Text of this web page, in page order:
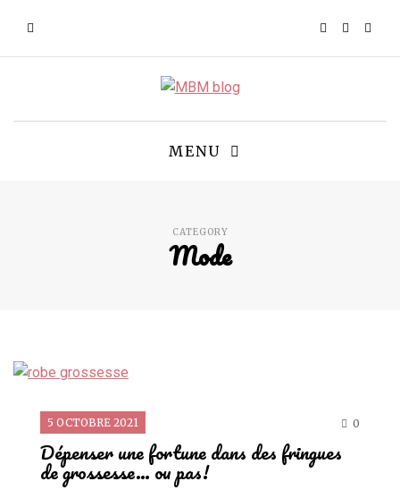
MENU
CATEGORY
Mode
5 OCTOBRE 2021 0
Dépenser une fortune dans des fringues
de grossesse… ou pas!